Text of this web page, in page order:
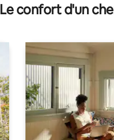
Le confort d'un